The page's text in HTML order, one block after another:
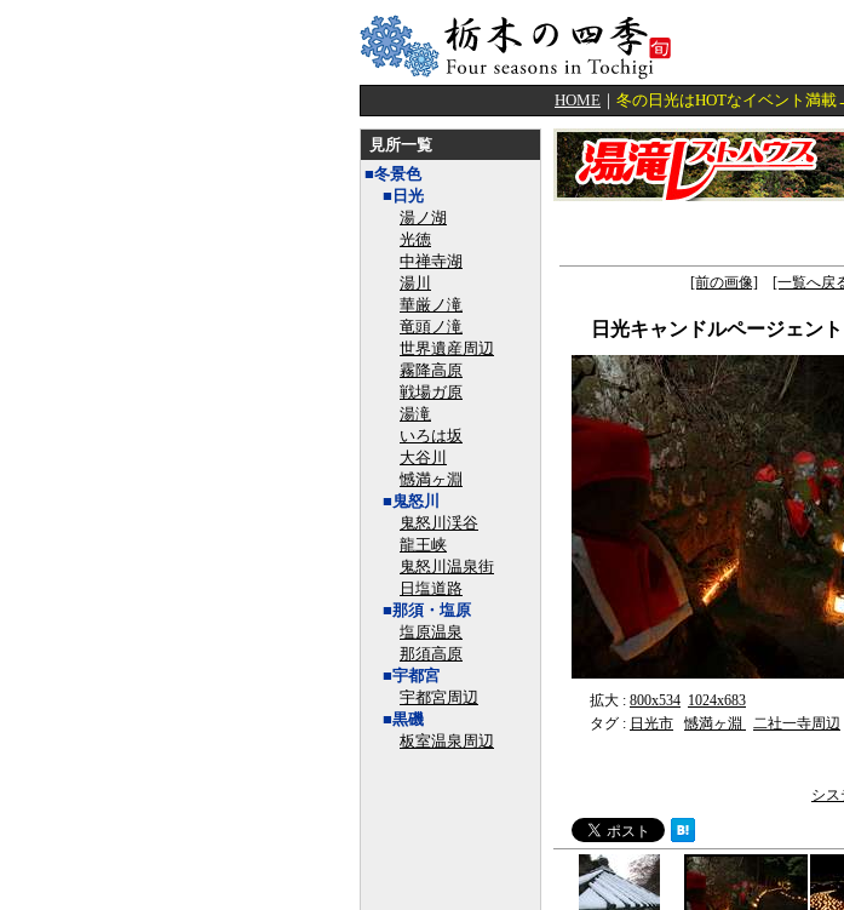
HOME ｜ 冬の日光はHOTなイベント満載
見所一覧
■冬景色
■日光
湯ノ湖
光徳
中禅寺湖
湯川
華厳ノ滝
竜頭ノ滝
世界遺産周辺
霧降高原
戦場ガ原
湯滝
いろは坂
大谷川
憾満ヶ淵
■鬼怒川
鬼怒川渓谷
龍王峡
鬼怒川温泉街
日塩道路
■那須・塩原
塩原温泉
那須高原
■宇都宮
宇都宮周辺
■黒磯
板室温泉周辺
[前の画像] [一覧へ戻
日光キャンドルページェン
拡大 : 800x534 1024x683
タグ : 日光市 憾満ヶ淵 二社一寺周辺
シス